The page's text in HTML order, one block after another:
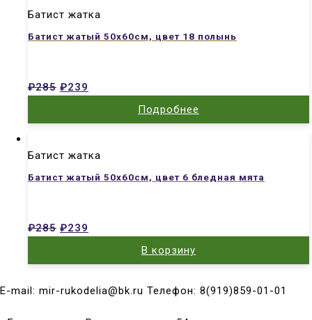
Батист жатка
Батист жатый 50х60см, цвет 18 полынь
₽285 ₽239
Подробнее
Батист жатка
Батист жатый 50х60см, цвет 6 бледная мята
₽285 ₽239
В корзину
E-mail: mir-rukodelia@bk.ru Телефон: 8(919)859-01-01